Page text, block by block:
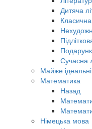
Дитяча
Сучасна
Майже ідеальні
Математика
Назад
Німецька мова